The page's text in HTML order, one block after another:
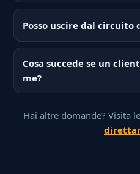
Posso uscire dal circuito
Cosa succede se un
me?
Hai altre domande? Visita le